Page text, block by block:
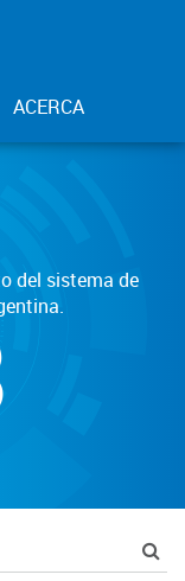
ACERCA
del sistema de